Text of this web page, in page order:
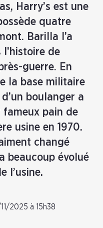
Harry’s est une
quatre
Barilla l’a
de
guerre. En
la base militaire
boulanger a
fameux pain de
usine en 1970.
changé
beaucoup évolué
l’usine.
2025 à 15h38